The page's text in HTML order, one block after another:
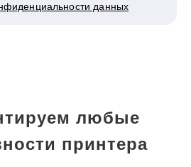
данных
любые
принтера